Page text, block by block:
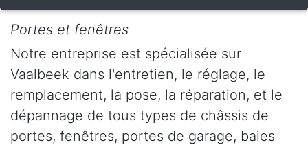
Portes et fenêtres
Notre entreprise est spécialisée sur
Vaalbeek dans l'entretien, le réglage, le
remplacement, la pose, la réparation, et le
dépannage de tous types de châssis de
portes, fenêtres, portes de garage, baies